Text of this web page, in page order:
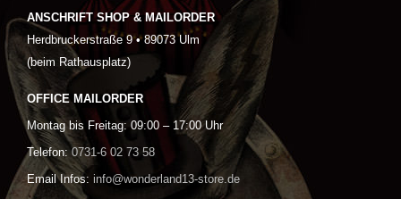
ANSCHRIFT SHOP & MAILORDER
Herdbruckerstraße 9 • 89073 Ulm
(beim Rathausplatz)
OFFICE MAILORDER
Montag bis Freitag: 09:00 – 17:00 Uhr
Telefon: 0731-6 02 73 58
Email Infos: info@wonderland13-store.de